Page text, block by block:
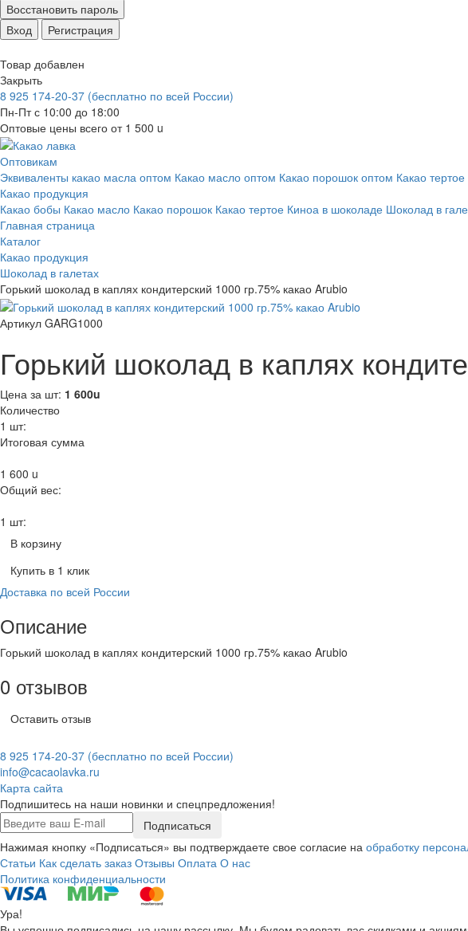
Восстановить пароль
Вход
Регистрация
Товар добавлен
Закрыть
8 925 174-20-37 (бесплатно по всей России)
Пн-Пт с 10:00 до 18:00
Оптовые цены всего от 1 500 u
Оптовикам
Эквиваленты какао масла оптом Какао масло оптом Какао порошок оптом Какао
Какао продукция
Какао бобы Какао масло Какао порошок Какао тертое Киноа в шоколаде Шоколад в
Главная страница
Каталог
Какао продукция
Шоколад в галетах
Горький шоколад в каплях кондитерский 1000 гр.75% какао Arubio
Артикул GARG1000
Горький шоколад в каплях
Цена за шт: 1 600u
Количество
1 шт:
Итоговая сумма
1 600 u
Общий вес:
1 шт:
В корзину
Купить в 1 клик
Доставка по всей России
Описание
Горький шоколад в каплях кондитерский 1000 гр.75% какао Arubio
0 отзывов
Оставить отзыв
8 925 174-20-37 (бесплатно по всей России)
info@cacaolavka.ru
Карта сайта
Подпишитесь на наши новинки и спецпредложения!
Подписаться
Нажимая кнопку «Подписаться» вы подтверждаете свое согласие на обработку
Статьи Как сделать заказ Отзывы Оплата О нас
Политика конфиденциальности
Ура!